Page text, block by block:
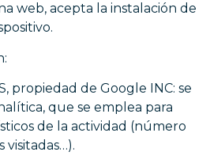
web, acepta la instalación de
propiedad de Google INC: se
que se emplea para
de la actividad (número
visitadas…).